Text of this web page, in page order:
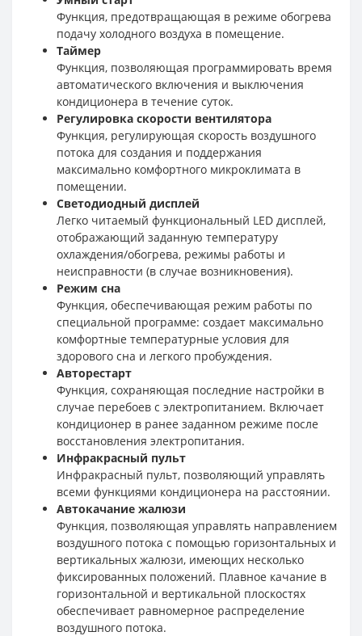
Функция, предотвращающая в режиме обогрева
подачу холодного воздуха в помещение.
Таймер
Функция, позволяющая программировать время
автоматического включения и выключения
кондиционера в течение суток.
Регулировка скорости вентилятора
Функция, регулирующая скорость воздушного
потока для создания и поддержания
максимально комфортного микроклимата в
помещении.
Светодиодный дисплей
Легко читаемый функциональный LED дисплей,
отображающий заданную температуру
охлаждения/обогрева, режимы работы и
неисправности (в случае возникновения).
Режим сна
Функция, обеспечивающая режим работы по
специальной программе: создает максимально
комфортные температурные условия для
здорового сна и легкого пробуждения.
Авторестарт
Функция, сохраняющая последние настройки в
случае перебоев с электропитанием. Включает
кондиционер в ранее заданном режиме после
восстановления электропитания.
Инфракрасный пульт
Инфракрасный пульт, позволяющий управлять
всеми функциями кондиционера на расстоянии.
Автокачание жалюзи
Функция, позволяющая управлять направлением
воздушного потока с помощью горизонтальных и
вертикальных жалюзи, имеющих несколько
фиксированных положений. Плавное качание в
горизонтальной и вертикальной плоскостях
обеспечивает равномерное распределение
воздушного потока.